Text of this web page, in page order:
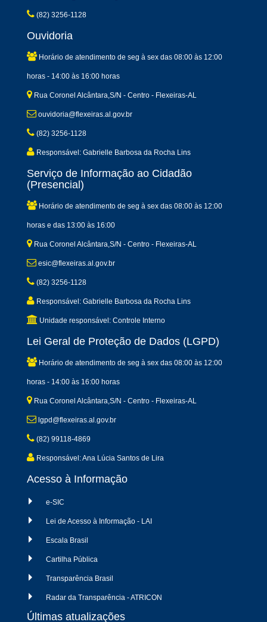
(82) 3256-1128
Ouvidoria
Horário de atendimento de seg à sex das 08:00 às 12:00
horas - 14:00 às 16:00 horas
Rua Coronel Alcântara,S/N - Centro - Flexeiras-AL
ouvidoria@flexeiras.al.gov.br
(82) 3256-1128
Responsável: Gabrielle Barbosa da Rocha Lins
Serviço de Informação ao Cidadão
(Presencial)
Horário de atendimento de seg à sex das 08:00 às 12:00
horas e das 13:00 às 16:00
Rua Coronel Alcântara,S/N - Centro - Flexeiras-AL
esic@flexeiras.al.gov.br
(82) 3256-1128
Responsável: Gabrielle Barbosa da Rocha Lins
Unidade responsável: Controle Interno
Lei Geral de Proteção de Dados (LGPD)
Horário de atendimento de seg à sex das 08:00 às 12:00
horas - 14:00 às 16:00 horas
Rua Coronel Alcântara,S/N - Centro - Flexeiras-AL
lgpd@flexeiras.al.gov.br
(82) 99118-4869
Responsável: Ana Lúcia Santos de Lira
Acesso à Informação
e-SIC
Lei de Acesso à Informação - LAI
Escala Brasil
Cartilha Pública
Transparência Brasil
Radar da Transparência - ATRICON
Últimas atualizações